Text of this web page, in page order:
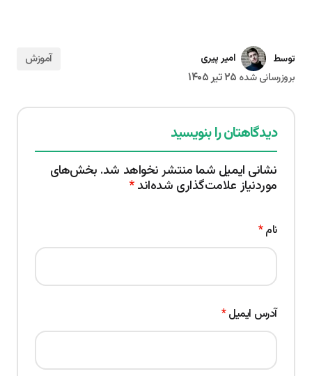
توسط
امیر پیری
بروزرسانی شده ۲۵ تیر ۱۴۰۵
آموزش
دیدگاهتان را بنویسید
نشانی ایمیل شما منتشر نخواهد شد. بخش‌های
موردنیاز علامت‌گذاری شده‌اند*
نام*
آدرس ایمیل*